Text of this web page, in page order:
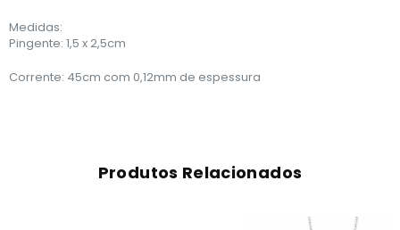
Medidas:
Pingente: 1,5 x 2,5cm
Corrente: 45cm com 0,12mm de espessura
Produtos Relacionados